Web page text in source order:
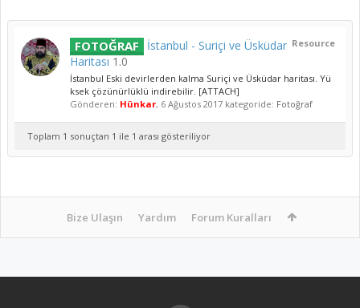
Resource
FOTOĞRAF
İstanbul - Suriçi ve Üsküdar
Haritası 1.0
İstanbul Eski devirlerden kalma Suriçi ve Üsküdar haritası. Yü
ksek çözünürlüklü indirebilir. [ATTACH]
Gönderen: Hünkar, 6 Ağustos 2017 kategoride: Fotoğraf
Toplam 1 sonuçtan 1 ile 1 arası gösteriliyor
Bize Ulaşın Yardım Forum Kuralları